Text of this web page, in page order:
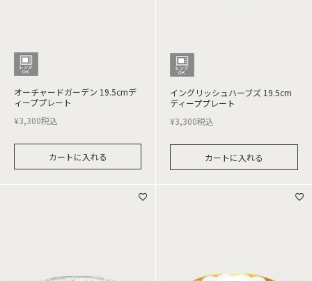
オーチャードガーデン 19.5cmデ
ィーププレート
¥3,300税込
カートに入れる
イングリッシュハーブズ 19.5cm
ディーププレート
¥3,300税込
カートに入れる